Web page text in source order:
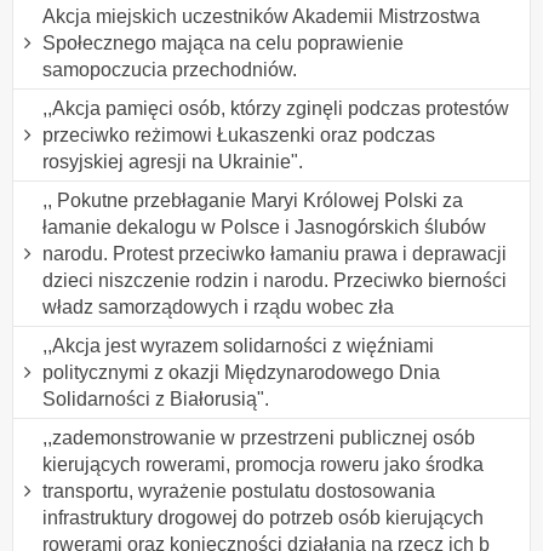
Akcja miejskich uczestników Akademii Mistrzostwa
Społecznego mająca na celu poprawienie
samopoczucia przechodniów.
,,Akcja pamięci osób, którzy zginęli podczas protestów
przeciwko reżimowi Łukaszenki oraz podczas
rosyjskiej agresji na Ukrainie".
,, Pokutne przebłaganie Maryi Królowej Polski za
łamanie dekalogu w Polsce i Jasnogórskich ślubów
narodu. Protest przeciwko łamaniu prawa i deprawacji
dzieci niszczenie rodzin i narodu. Przeciwko bierności
władz samorządowych i rządu wobec zła
,,Akcja jest wyrazem solidarności z więźniami
politycznymi z okazji Międzynarodowego Dnia
Solidarności z Białorusią".
,,zademonstrowanie w przestrzeni publicznej osób
kierujących rowerami, promocja roweru jako środka
transportu, wyrażenie postulatu dostosowania
infrastruktury drogowej do potrzeb osób kierujących
rowerami oraz konieczności działania na rzecz ich b